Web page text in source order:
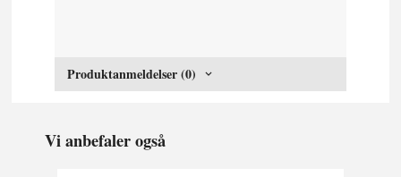
Produktanmeldelser (0)
Vi anbefaler også